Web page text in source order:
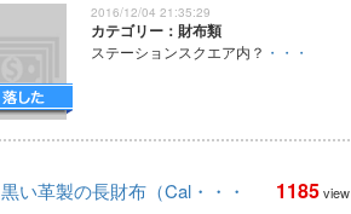
2016/12/04 21:35:29
カテゴリー：財布類
ステーションスクエア内？ ・・・
黒い革製の長財布（Cal・・・ 1185view